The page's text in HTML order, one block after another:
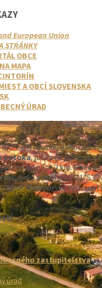
European Union
STRÁNKY
OBCE
MAPA
A OBCÍ SLOVENSKA
ÚRAD
leží na Trnavskej
potoka, južne od pohoria
od obce 2 km. Obec
šírky a medzi 17°31′
m. Nadmorská výška v
zastupiteľstva
úrad